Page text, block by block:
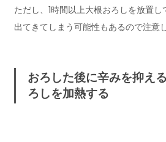
ただし、1時間以上大根おろしを放置
出てきてしまう可能性もあるので注意
おろした後に辛みを抑え
ろしを加熱する